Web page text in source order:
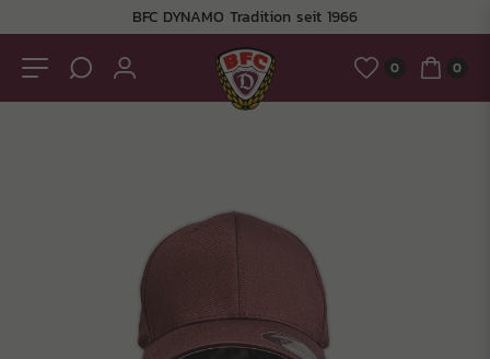
BFC DYNAMO Tradition seit 1966
0 0